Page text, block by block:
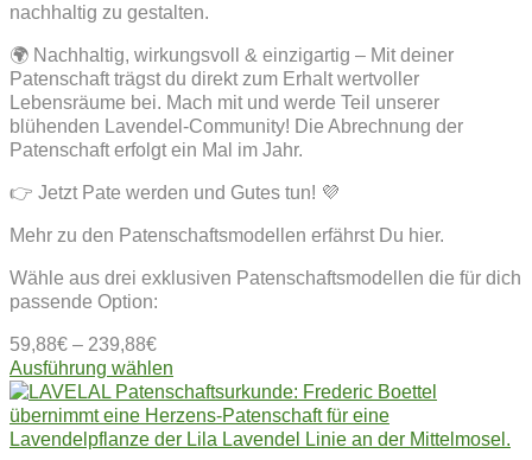
nachhaltig zu gestalten.
🌍 Nachhaltig, wirkungsvoll & einzigartig – Mit deiner
Patenschaft trägst du direkt zum Erhalt wertvoller
Lebensräume bei. Mach mit und werde Teil unserer
blühenden Lavendel-Community! Die Abrechnung der
Patenschaft erfolgt ein Mal im Jahr.
👉 Jetzt Pate werden und Gutes tun! 💜
Mehr zu den Patenschaftsmodellen erfährst Du hier.
Wähle aus drei exklusiven Patenschaftsmodellen die für dich
passende Option:
59,88€ – 239,88€
Ausführung wählen
Produkt
weist
mehrere